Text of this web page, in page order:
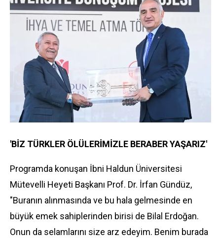
'BİZ TÜRKLER ÖLÜLERİMİZLE BERABER YAŞARIZ'
Programda konuşan İbni Haldun Üniversitesi
Mütevelli Heyeti Başkanı Prof. Dr. İrfan Gündüz,
"Buranın alınmasında ve bu hala gelmesinde en
büyük emek sahiplerinden birisi de Bilal Erdoğan.
Onun da selamlarını size arz edeyim. Benim burada